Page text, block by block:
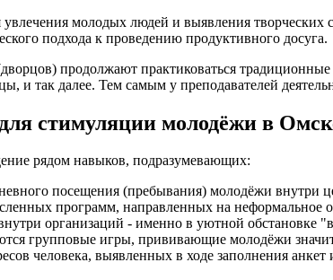
молодых людей и выявления
подхода к проведению продуктивного досуга.
продолжают практиковаться
и так далее. Тем самым у преподавателей
стимуляции молодёжи в
рядом навыков, подразумевающих:
посещения (пребывания) молодёжи внутри
программ, направленных на неформальное
организаций - именно в уютной обстановке
групповые игры, прививающие молодёжи
человека, выявленных в ходе заполнения